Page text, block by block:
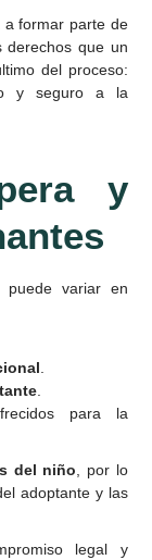
a formar parte de
derechos que un
del proceso:
y seguro a la
y
puede variar en
.
.
para la
del niño, por lo
adoptante y las
legal y